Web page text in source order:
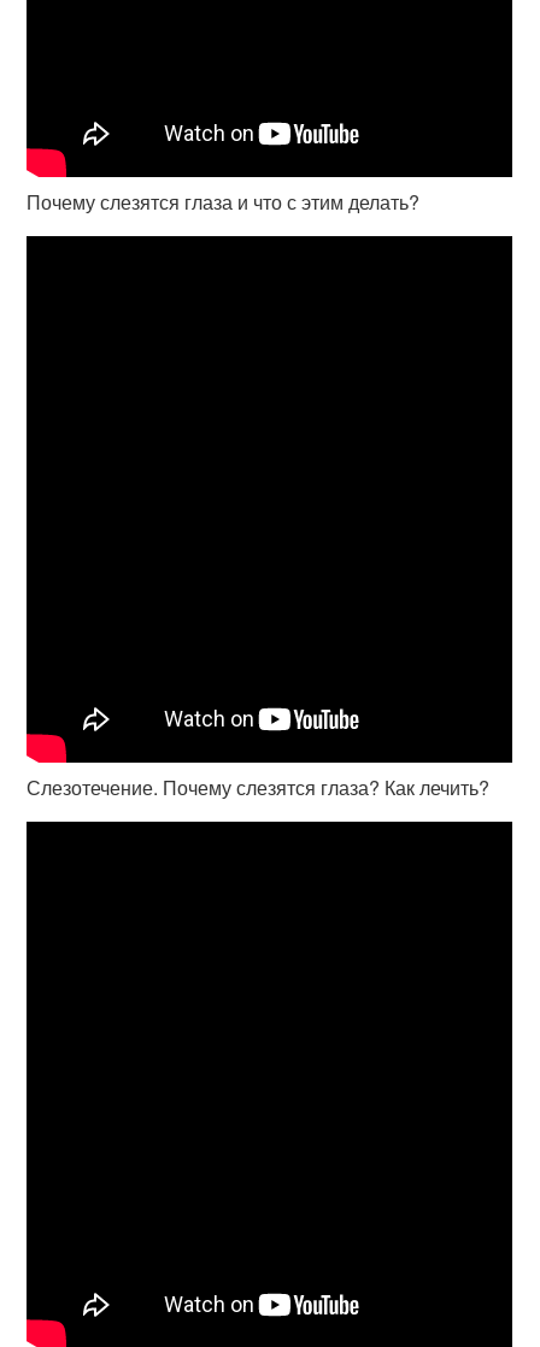
Почему слезятся глаза и что с этим делать?
Слезотечение. Почему слезятся глаза? Как лечить?